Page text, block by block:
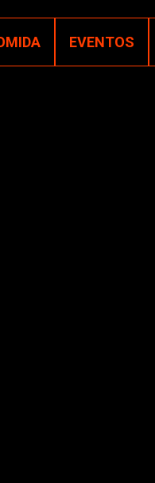
EVENTOS